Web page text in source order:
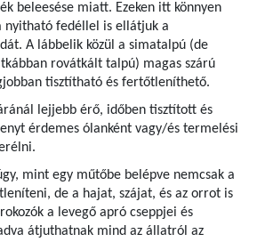
beleesése miatt. Ezeken itt könnyen
nyitható fedéllel is ellátjuk a
A lábbelik közül a simatalpú (de
rovátkált talpú) magas szárú
tisztítható és fertőtleníthető.
lejjebb érő, időben tisztított és
érdemes ólanként vagy/és termelési
mint egy műtőbe belépve nemcsak a
de a hajat, szájat, és az orrot is
a levegő apró cseppjei és
átjuthatnak mind az állatról az